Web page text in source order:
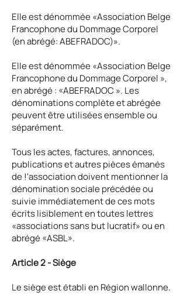
Elle est dénommée «Association Belge
Francophone du Dommage Corporel
(en abrégé: ABEFRADOC)».
Elle est dénommée «Association Belge
Francophone du Dommage Corporel »,
en abrégé : «ABEFRADOC ». Les
dénominations complète et abrégée
peuvent être utilisées ensemble ou
séparément.
Tous les actes, factures, annonces,
publications et autres pièces émanés
de !'association doivent mentionner la
dénomination sociale précédée ou
suivie immédiatement de ces mots
écrits lisiblement en toutes lettres
«associations sans but lucratif» ou en
abrégé «ASBL».
Article 2 - Siège
Le siège est établi en Région wallonne.